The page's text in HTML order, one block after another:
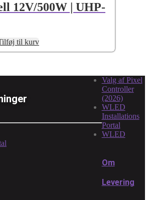
12V/500W | UHP-
til kurv
Valg af Pixel
Controller
(2026)
WLED
Installations
Portal
WLED
Om
Levering